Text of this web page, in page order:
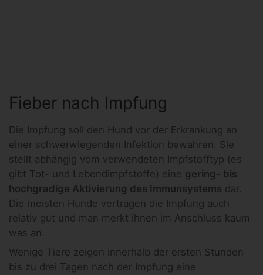
Fieber nach Impfung
Die Impfung soll den Hund vor der Erkrankung an
einer schwerwiegenden Infektion bewahren. Sie
stellt abhängig vom verwendeten Impfstofftyp (es
gibt Tot- und Lebendimpfstoffe) eine gering- bis
hochgradige Aktivierung des Immunsystems dar.
Die meisten Hunde vertragen die Impfung auch
relativ gut und man merkt ihnen im Anschluss kaum
was an.
Wenige Tiere zeigen innerhalb der ersten Stunden
bis zu drei Tagen nach der Impfung eine